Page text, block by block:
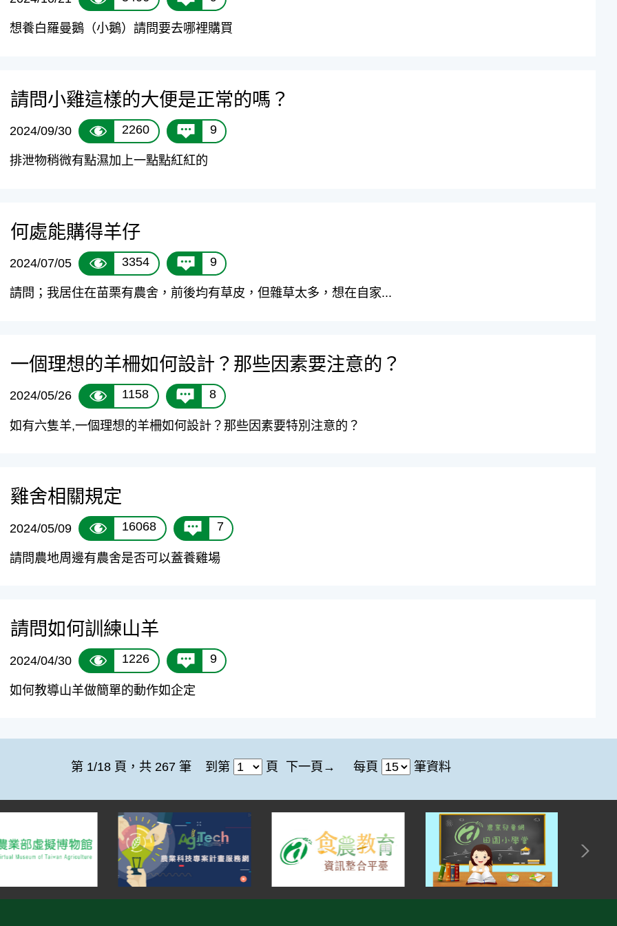
想養白羅曼鵝（小鵝）請問要去哪裡購買
請問小雞這樣的大便是正常的嗎？
2024/09/30 2260 9
排泄物稍微有點濕加上一點點紅紅的
何處能購得羊仔
2024/07/05 3354 9
請問；我居住在苗栗有農舍，前後均有草皮，但雜草太多，想在自家...
一個理想的羊柵如何設計？那些因素要注意的？
2024/05/26 1158 8
如有六隻羊,一個理想的羊柵如何設計？那些因素要特別注意的？
雞舍相關規定
2024/05/09 16068 7
請問農地周邊有農舍是否可以蓋養雞場
請問如何訓練山羊
2024/04/30 1226 9
如何教導山羊做簡單的動作如企定
第 1/18 頁，共 267 筆 到第 頁 下一頁 每頁 筆資料